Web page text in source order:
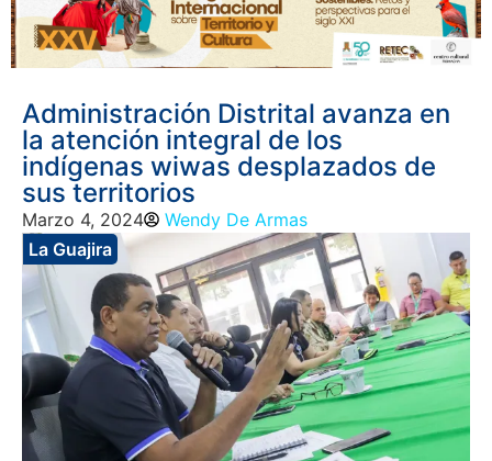
Administración Distrital avanza en
la atención integral de los
indígenas wiwas desplazados de
sus territorios
Marzo 4, 2024
Wendy De Armas
La Guajira